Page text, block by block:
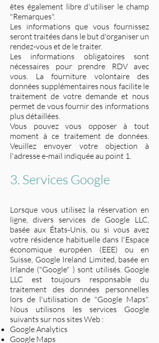
êtes également libre d'utiliser le champ
"Remarques".
Les informations que vous fournissez
seront traitées dans le but d'organiser un
rendez-vous et de le traiter.
Les informations obligatoires sont
nécessaires pour prendre RDV avec
vous. La fourniture volontaire des
données supplémentaires nous facilite le
traitement de votre demande et nous
permet de vous fournir des informations
plus détaillées.
Vous pouvez vous opposer à tout
moment à ce traitement de données.
Veuillez envoyer votre objection à
l'adresse e-mail indiquée au point 1.
3. Services Google
Lorsque vous utilisez la réservation en
ligne, divers services de Google LLC,
basée aux États-Unis, ou si vous avez
votre résidence habituelle dans l'Espace
économique européen (EEE) ou en
Suisse, Google Ireland Limited, basée en
Irlande ("Google" ) sont utilisés. Google
LLC est toujours responsable du
traitement des données personnelles
lors de l'utilisation de "Google Maps".
Nous utilisons les services Google
suivants sur nos sites Web :
Google Analytics
Google Maps